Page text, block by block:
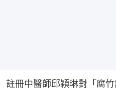
註冊中醫師邱穎琳對「腐